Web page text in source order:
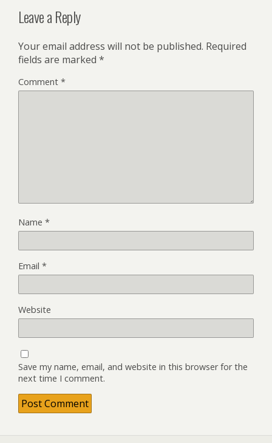
Leave a Reply
Your email address will not be published. Required
fields are marked *
Comment *
Name *
Email *
Website
Save my name, email, and website in this browser for the
next time I comment.